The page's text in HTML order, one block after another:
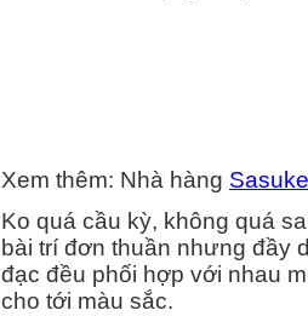
Xem thêm: Nhà hàng
Ko quá cầu kỳ, không quá
bài trí đơn thuần nhưng đầy
đạc đều phối hợp với nhau
cho tới màu sắc.